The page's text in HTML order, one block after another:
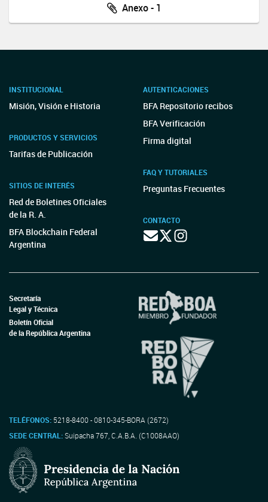
Anexo - 1
INSTITUCIONAL
Misión, Visión e Historia
PRODUCTOS Y SERVICIOS
Tarifas de Publicación
SITIOS DE INTERÉS
Red de Boletines Oficiales
de la R. A.
BFA Blockchain Federal
Argentina
AUTENTICACIONES
BFA Repositorio recibos
BFA Verificación
Firma digital
FAQ Y TUTORIALES
Preguntas Frecuentes
CONTACTO
Secretaría
Legal y Técnica
Boletín Oficial
de la República Argentina
TELÉFONOS: 5218-8400 - 0810-345-BORA (2672)
SEDE CENTRAL:Suipacha 767, C.A.B.A. (C1008AAO)